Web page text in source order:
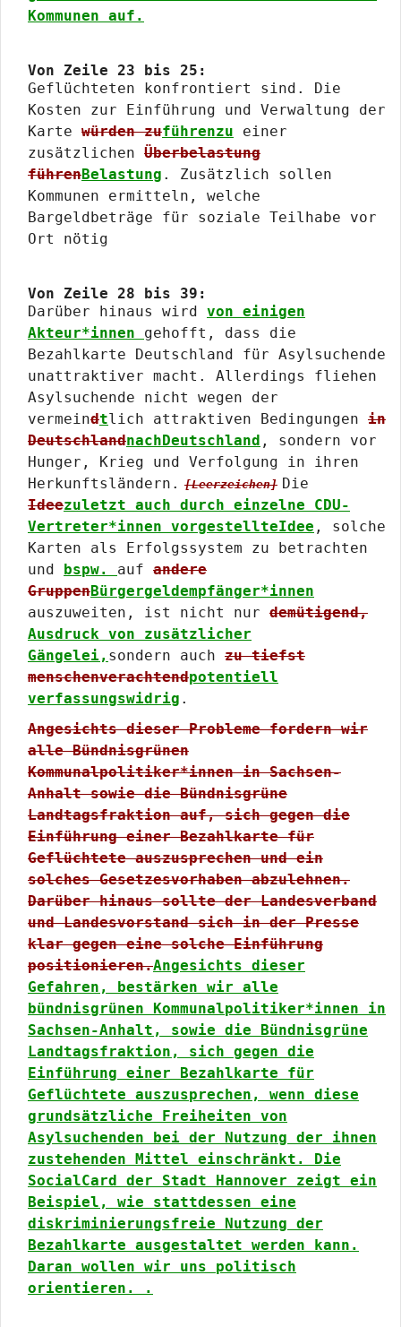
Kommunen auf.
Von Zeile 23 bis 25:
Geflüchteten konfrontiert sind. Die
Kosten zur Einführung und Verwaltung der
Karte würden zuführenzu einer
zusätzlichen Überbelastung
führenBelastung . Zusätzlich sollen
Kommunen ermitteln, welche
Bargeldbeträge für soziale Teilhabe vor
Ort nötig
Von Zeile 28 bis 39:
Darüber hinaus wird von einigen
Akteur*innen gehofft, dass die
Bezahlkarte Deutschland für Asylsuchende
unattraktiver macht. Allerdings fliehen
Asylsuchende nicht wegen der
vermeindtlich attraktiven Bedingungen in
DeutschlandnachDeutschland , sondern vor
Hunger, Krieg und Verfolgung in ihren
Herkunftsländern. [Leerzeichen] Die
Ideezuletzt auch durch einzelne CDU-
Vertreter*innen vorgestellteIdee , solche
Karten als Erfolgssystem zu betrachten
und bspw. auf andere
GruppenBürgergeldempfänger*innen
auszuweiten, ist nicht nur demütigend,
Ausdruck von zusätzlicher
Gängelei, sondern auch zu tiefst
menschenverachtendpotentiell
verfassungswidrig .
Angesichts dieser Probleme fordern wir
alle Bündnisgrünen
Kommunalpolitiker*innen in Sachsen-
Anhalt sowie die Bündnisgrüne
Landtagsfraktion auf, sich gegen die
Einführung einer Bezahlkarte für
Geflüchtete auszusprechen und ein
solches Gesetzesvorhaben abzulehnen.
Darüber hinaus sollte der Landesverband
und Landesvorstand sich in der Presse
klar gegen eine solche Einführung
positionieren.Angesichts dieser
Gefahren, bestärken wir alle
bündnisgrünen Kommunalpolitiker*innen in
Sachsen-Anhalt, sowie die Bündnisgrüne
Landtagsfraktion, sich gegen die
Einführung einer Bezahlkarte für
Geflüchtete auszusprechen, wenn diese
grundsätzliche Freiheiten von
Asylsuchenden bei der Nutzung der ihnen
zustehenden Mittel einschränkt. Die
SocialCard der Stadt Hannover zeigt ein
Beispiel, wie stattdessen eine
diskriminierungsfreie Nutzung der
Bezahlkarte ausgestaltet werden kann.
Daran wollen wir uns politisch
orientieren. .